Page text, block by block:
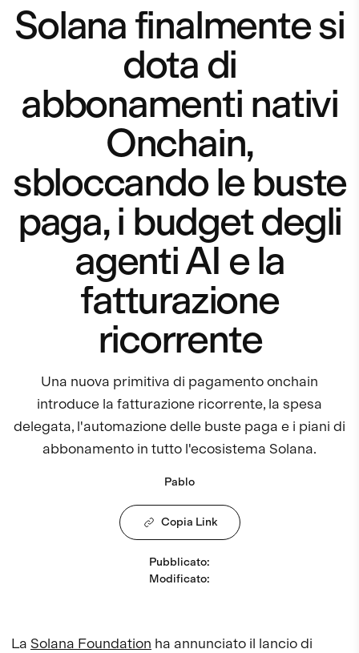
Solana finalmente si
dota di
abbonamenti nativi
Onchain,
sbloccando le buste
paga, i budget degli
agenti AI e la
fatturazione
ricorrente
Una nuova primitiva di pagamento onchain
introduce la fatturazione ricorrente, la spesa
delegata, l'automazione delle buste paga e i piani di
abbonamento in tutto l'ecosistema Solana.
Pablo
Copia Link
Pubblicato:
Modificato:
La Solana Foundation ha annunciato il lancio di